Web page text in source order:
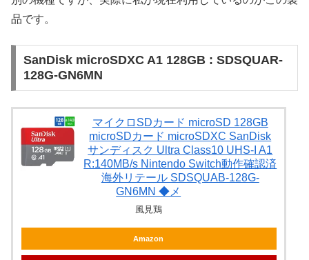
品です。
SanDisk microSDXC A1 128GB : SDSQUAR-
128G-GN6MN
マイクロSDカード microSD 128GB
microSDカード microSDXC SanDisk
サンディスク Ultra Class10 UHS-I A1
R:140MB/s Nintendo Switch動作確認済
海外リテール SDSQUAB-128G-
GN6MN ◆メ
風見鶏
Amazon